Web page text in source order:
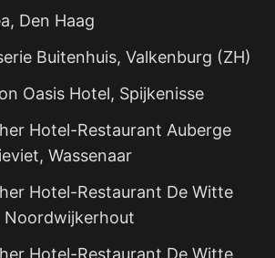
Den Haag
Buitenhuis, Valkenburg (ZH)
Oasis Hotel, Spijkenisse
Hotel-Restaurant Auberge
Wassenaar
Hotel-Restaurant De Witte
Noordwijkerhout
Hotel-Restaurant De Witte